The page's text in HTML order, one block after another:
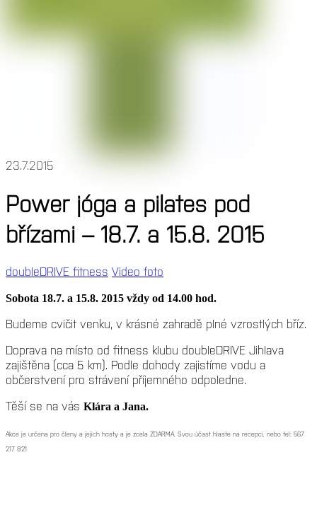
23.7.2015
Power jóga a pilates pod
břízami – 18.7. a 15.8. 2015
doubleDRIVE fitness Video foto
Sobota 18.7. a 15.8. 2015 vždy od 14.00 hod.
Budeme cvičit venku, v krásné zahradě plné vzrostlých bříz.
Doprava na místo od fitness klubu doubleDRIVE Jihlava
zajištěna (cca 5 km). Podle dohody zajistíme vodu a
občerstvení pro strávení příjemného odpoledne.
Těší se na vás Klára a Jana.
Akce je určena pro členy a jejich hosty a je zcela ZDARMA. Svou účast hlaste na recepci, nebo tel: 567
217 821